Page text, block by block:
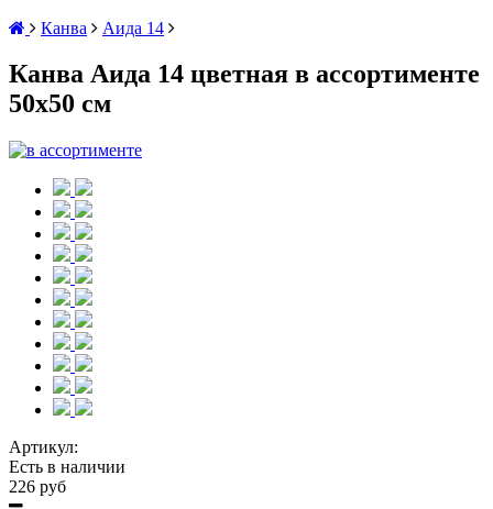
Канва Аида 14
Канва Аида 14 цветная в ассортименте
50х50 см
Артикул:
Есть в наличии
226 руб